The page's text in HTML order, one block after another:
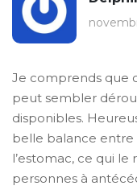
Je comprends que
peut sembler
disponibles.
belle balance
l’estomac, ce qui
personnes à